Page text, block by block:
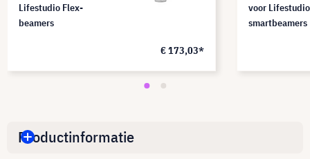
Lifestudio Flex-
beamers
€ 173,03*
voor Lifestudio
smartbeamers
Productinformatie